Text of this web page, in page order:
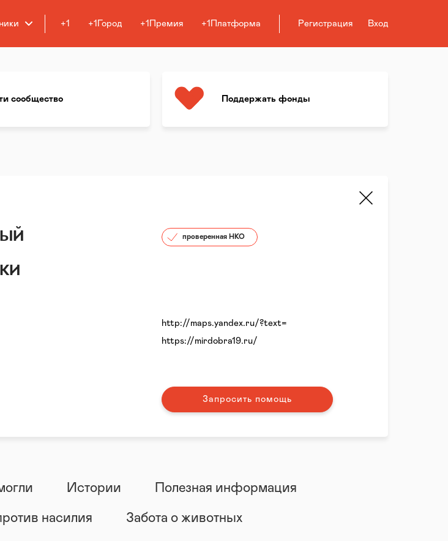
+1 +1Город +1Премия +1Платформа Регистрация Вход
сообщество Поддержать фонды
проверенная НКО
http://maps.yandex.ru/?text=
https://mirdobra19.ru/
Запросить помощь
Истории Полезная информация
насилия Забота о животных